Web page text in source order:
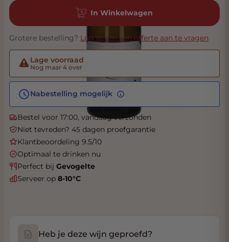
In Winkelwagen
Grotere bestelling? Log in om een offerte aan te vragen
Lage voorraad
Nog maar 4 over
Nabestelling mogelijk
Bestel voor 17:00, vandaag verzonden
Niet tevreden? 45 dagen proefgarantie
Klantbeoordeling 9.5/10
Optimaal te drinken nu
Perfect bij Gevogelte
Serveer op 8-10°C
Heb je deze wijn geproefd?